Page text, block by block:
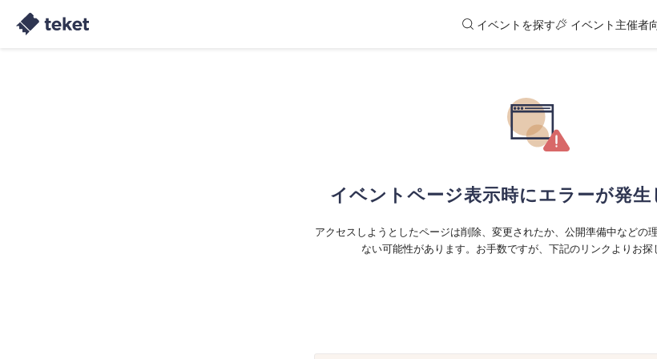
イベントを探す イベント主催者
イベントページ表示時にエラーが発生
アクセスしようとしたページは削除、変更されたか、公開準備中などの
ない可能性があります。お手数ですが、下記のリンクよりお探